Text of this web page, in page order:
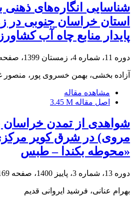
شناسایی انگاره‌های ذهنی
استان خراسان جنوبی در
پایدار منابع چاه آب
دوره 11، شماره 4، زمستان 1399، صفحه
آزاده بخشی، بهمن خسروی پور، منصور
مشاهده مقاله
اصل مقاله 3.45 M
شواهدی از تمدن
مروی) در شرق کویر
«محوطه بکندا – طبس
دوره 13، شماره 3، پاییز 1400، صفحه 191
بهرام عنانی، فرشید ایروانی قدیم